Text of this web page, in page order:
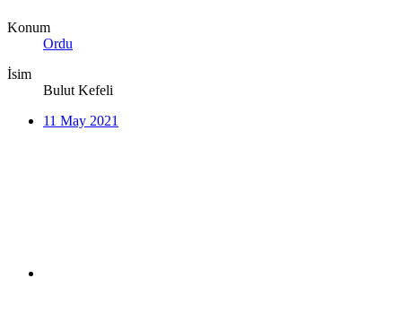
Konum
Ordu
İsim
Bulut Kefeli
11 May 2021